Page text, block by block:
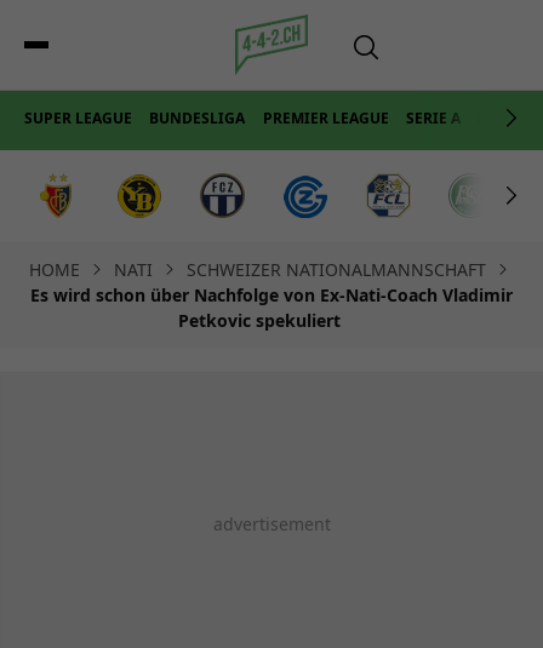
SUPER LEAGUE BUNDESLIGA PREMIER LEAGUE SERIE A LA LIGA
HOME NATI
SCHWEIZER NATIONALMANNSCHAFT
Es wird schon über Nachfolge von Ex-Nati-Coach Vladimir
Petkovic spekuliert